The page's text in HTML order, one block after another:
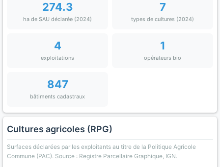
274.3
ha de SAU déclarée (2024)
7
types de cultures (2024)
4
exploitations
1
opérateurs bio
847
bâtiments cadastraux
Cultures agricoles (RPG)
Surfaces déclarées par les exploitants au titre de la Politique Agricole
Commune (PAC). Source : Registre Parcellaire Graphique, IGN.